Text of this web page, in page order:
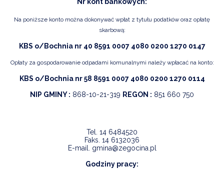
Na poniższe konto można dokonywać wpłat z tytułu podatków oraz opłatę
skarbową:
KBS o/Bochnia nr 40 8591 0007 4080 0200 1270 0147
Opłaty za gospodarowanie odpadami komunalnymi należy wpłacać na konto:
KBS o/Bochnia nr 58 8591 0007 4080 0200 1270 0114
NIP GMINY : 868-10-21-319 REGON : 851 660 750
Tel. 14 6484520
Faks. 14 6132036
E-mail. gmina@zegocina.pl
Godziny pracy: